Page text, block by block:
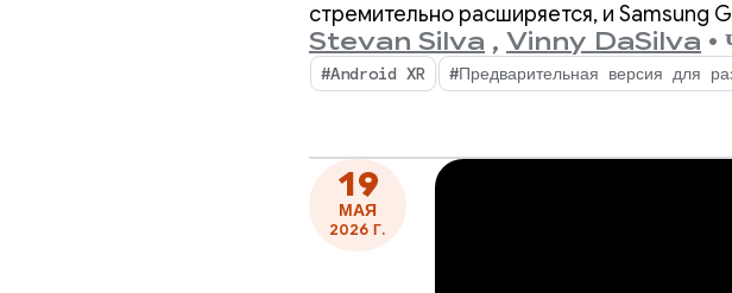
стремительно расширяется, и Samsung
Stevan Silva , Vinny DaSilva •
#Android XR #Предварительная версия для
19
МАЯ
2026 Г.